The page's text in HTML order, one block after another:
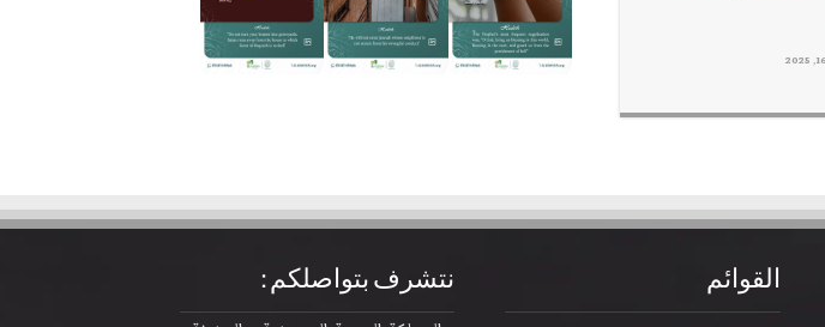
القوائم نتشرف بتواصلكم :